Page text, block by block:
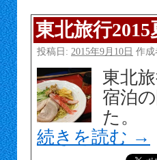
東北旅行
投稿日: 2015年9月10日 作成
東北
宿泊
た。
続きを読む →